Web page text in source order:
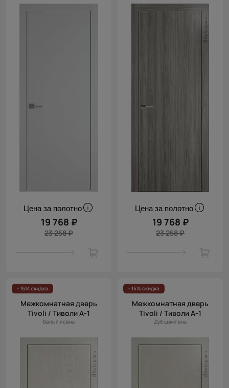
Цена за полотно
19 768 ₽
23 258 ₽
Цена за полотно
19 768 ₽
23 258 ₽
- 15% скидка
Межкомнатная дверь
Tivoli / Тиволи А-1
Белый ясень
- 15% скидка
Межкомнатная дверь
Tivoli / Тиволи А-1
Дуб шампань